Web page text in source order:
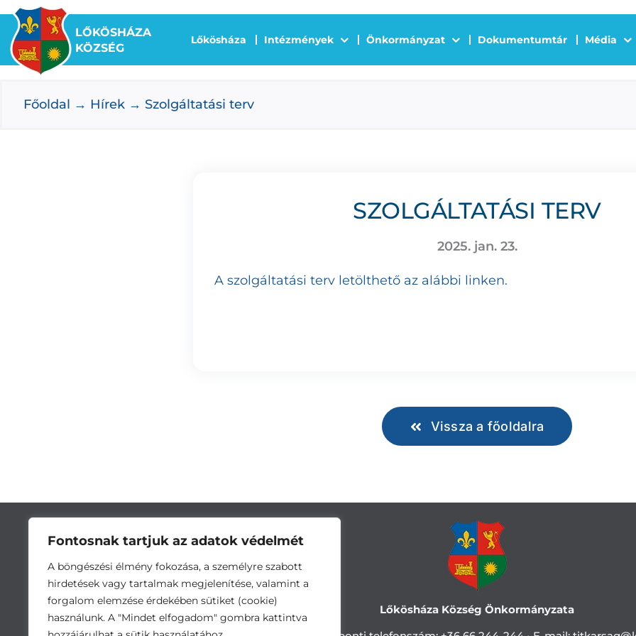
Fontosnak tartjuk az adatok védelmét
A böngészési élmény fokozása, a személyre szabott
hirdetések vagy tartalmak megjelenítése, valamint a
forgalom elemzése érdekében sütiket (cookie)
használunk. A "Mindet elfogadom" gombra kattintva
Kihagyás
LŐKÖSHÁZA
KÖZSÉG
Lőkösháza Intézmények Önkormányzat Dokumentumtár Média
Főoldal Hírek Szolgáltatási terv
SZOLGÁLTATÁSI TERV
2025. jan. 23.
A szolgáltatási terv letölthető az alábbi linken.
Vissza a főoldalra
Lőkösháza Község Önkormányzata